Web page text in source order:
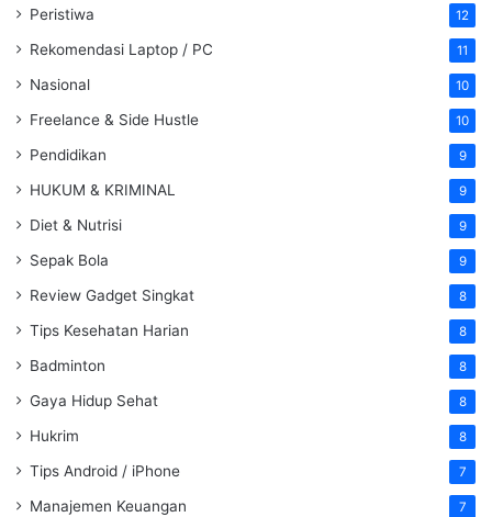
Peristiwa 12
Rekomendasi Laptop / PC 11
Nasional 10
Freelance & Side Hustle 10
Pendidikan 9
HUKUM & KRIMINAL 9
Diet & Nutrisi 9
Sepak Bola 9
Review Gadget Singkat 8
Tips Kesehatan Harian 8
Badminton 8
Gaya Hidup Sehat 8
Hukrim 8
Tips Android / iPhone 7
Manajemen Keuangan 7